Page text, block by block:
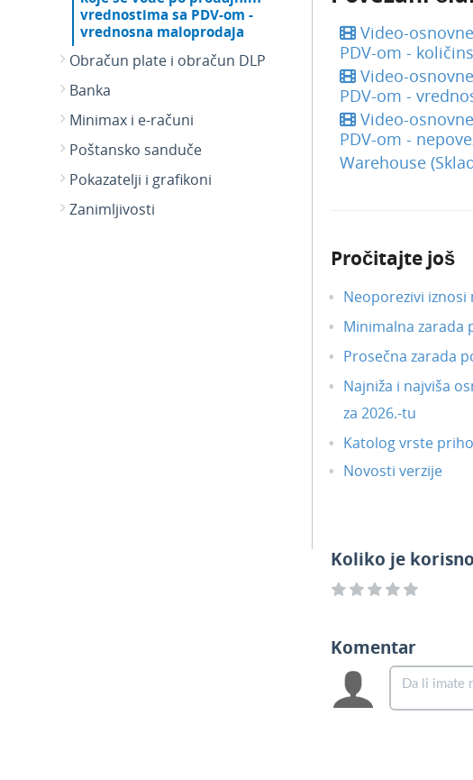
vrednostima sa PDV-om -
vrednosna maloprodaja
Obračun plate i obračun DLP
Banka
Minimax i e-računi
Poštansko sanduče
Pokazatelji i grafikoni
Zanimljivosti
Video-
PDV-om -
Video-
PDV-om -
Video-
PDV-om -
Warehouse
Pročitajte još
Neoporezivi iznosi
Minimalna zarada
Prosečna zarada
Najniža i najviša
za 2026.-tu
Katolog vrste
Novosti verzije
Koliko je
Komentar